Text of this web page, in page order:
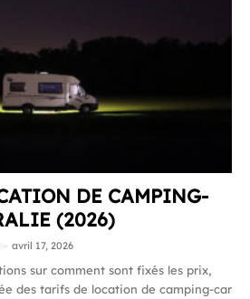
DE CAMPING-
(2026)
- avril 17, 2026
sur comment sont fixés les prix,
des tarifs de location de camping-car